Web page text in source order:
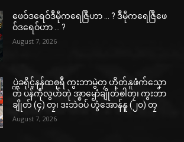
ဖေဝ်ဒရေဝ်ဒဳမဵုကရေဇြဳဟာ … ? ဒဳမဵုကရေဇြဳဖေ
ဝ်ဒရေဝ်ဟာ … ?
August 7, 2026
ပ္ဍဲခရိုၚ်နန်ထၜုရဳ ကွးဘာမွဲတၠ ဟိုတ်နူဖံက်သၞော
တ် ပန်ကဵုလွဟ်တုဲ အ္စာၝောံချိုတ်ၜါတၠ၊ ကွးဘာ
ချိုတ် (၄) တၠ၊ ဒးဘဲဝပ် ဟွံအောန်နူ (၂၀) တၠ
August 7, 2026